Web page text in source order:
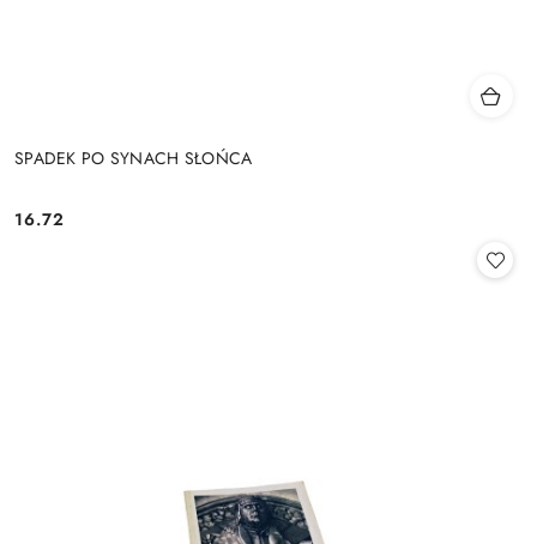
SPADEK PO SYNACH SŁOŃCA
Cena:
16.72